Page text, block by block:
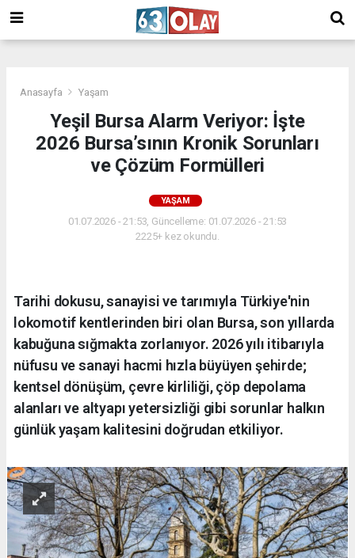
Anasayfa Yaşam
Yeşil Bursa Alarm Veriyor: İşte
2026 Bursa’sının Kronik Sorunları
ve Çözüm Formülleri
YAŞAM
01.07.2026 - 21:53, Güncelleme: 01.07.2026 - 21:53
2225+ kez okundu.
Tarihi dokusu, sanayisi ve tarımıyla Türkiye'nin
lokomotif kentlerinden biri olan Bursa, son yıllarda
kabuğuna sığmakta zorlanıyor. 2026 yılı itibarıyla
nüfusu ve sanayi hacmi hızla büyüyen şehirde;
kentsel dönüşüm, çevre kirliliği, çöp depolama
alanları ve altyapı yetersizliği gibi sorunlar halkın
günlük yaşam kalitesini doğrudan etkiliyor.